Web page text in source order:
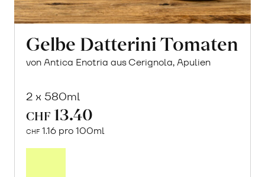
Gelbe Datterini Tomaten
von Antica Enotria aus Cerignola, Apulien
2 x 580ml
CHF 13.40
CHF 1.16 pro 100ml